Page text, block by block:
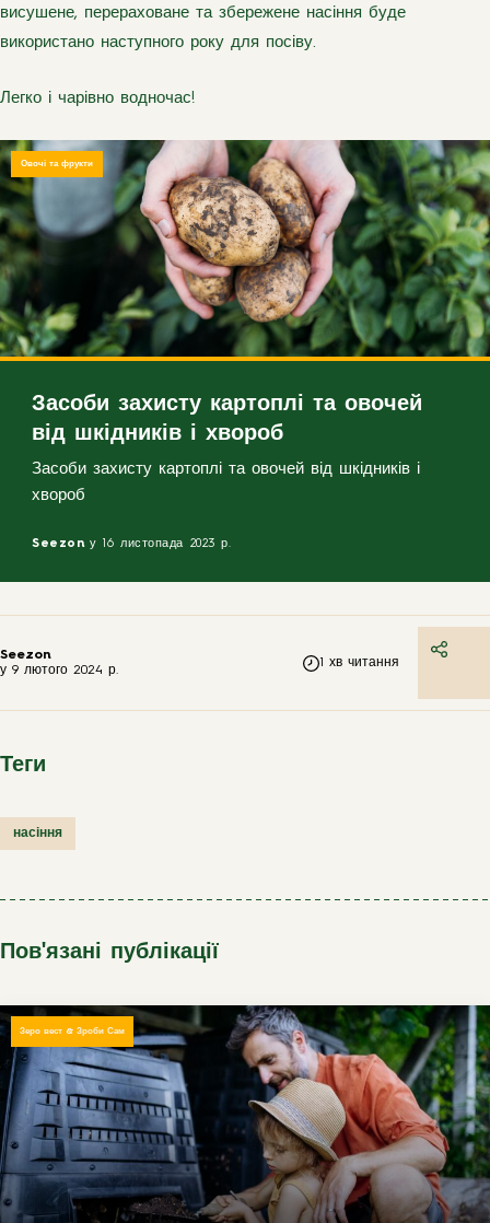
висушене, перераховане та збережене насіння буде
використано наступного року для посіву.
Легко і чарівно водночас!
Засоби захисту картоплі та овочей
від шкідників і хвороб
Засоби захисту картоплі та овочей від шкідників і
хвороб
Seezon у 16 листопада 2023 р.
Овочі та фрукти
Seezon
у 9 лютого 2024 р.
1 хв читання
Теги
насіння
Пов'язані публікації
Зеро вест & Зроби Сам